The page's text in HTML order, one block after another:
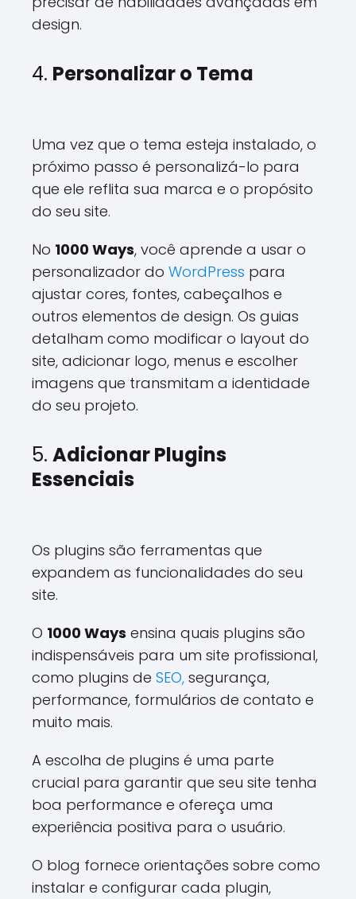
design.
4. Personalizar o Tema
Uma vez que o tema esteja instalado, o
próximo passo é personalizá-lo para
que ele reflita sua marca e o propósito
do seu site.
No 1000 Ways, você aprende a usar o
personalizador do WordPress para
ajustar cores, fontes, cabeçalhos e
outros elementos de design. Os guias
detalham como modificar o layout do
site, adicionar logo, menus e escolher
imagens que transmitam a identidade
do seu projeto.
5. Adicionar Plugins
Essenciais
Os plugins são ferramentas que
expandem as funcionalidades do seu
site.
O 1000 Ways ensina quais plugins são
indispensáveis para um site profissional,
como plugins de SEO, segurança,
performance, formulários de contato e
muito mais.
A escolha de plugins é uma parte
crucial para garantir que seu site tenha
boa performance e ofereça uma
experiência positiva para o usuário.
O blog fornece orientações sobre como
instalar e configurar cada plugin,